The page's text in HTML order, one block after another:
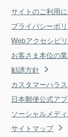
サイトのご利用
プライバシーポ
Webアクセシビ
お客さま本位の
勧誘方針
カスタマーハラ
日本郵便公式ア
ソーシャルメデ
サイトマップ